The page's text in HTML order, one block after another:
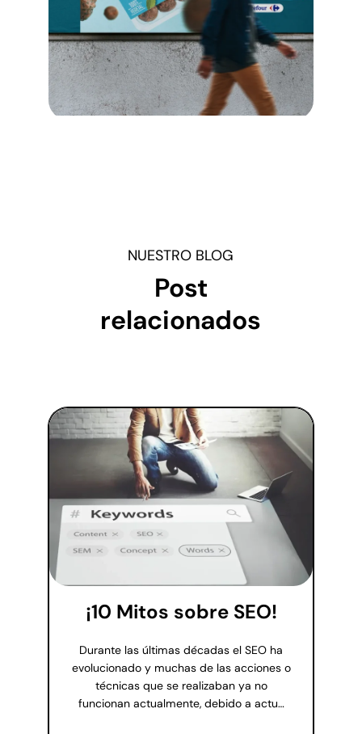
NUESTRO BLOG
Post
relacionados
¡10 Mitos sobre SEO!
Durante las últimas décadas el SEO ha
evolucionado y muchas de las acciones o
técnicas que se realizaban ya no
funcionan actualmente, debido a actu…